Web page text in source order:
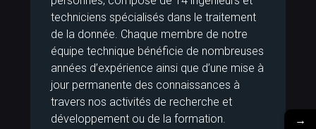
techniciens spécialisés dans le traitement
de la donnée. Chaque membre de notre
équipe technique bénéficie de nombreuses
années d’expérience ainsi que d’une mise à
jour permanente des connaissances à
travers nos activités de recherche et
développement ou de la formation.
→